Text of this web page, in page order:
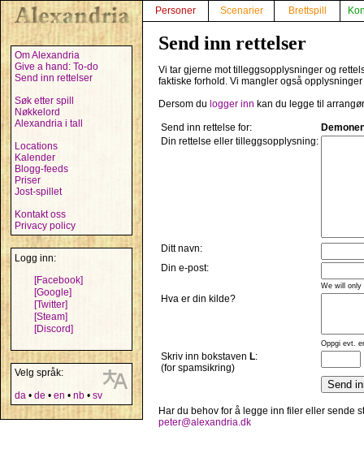
Om Alexandria
Give a hand: To-do
Send inn rettelser
Søk etter spill
Nøkkelord
Alexandria i tall
Locations
Kalender
Blogg-feeds
Priser
Jost-spillet
Kontakt oss
Privacy policy
Logg inn:
[Facebook]
[Google]
[Twitter]
[Steam]
[Discord]
Velg språk:
da • de • en • nb • sv
Personer Scenarier Brettspill
Send inn rettelser
Vi tar gjerne mot tilleggsopplysninger og
faktiske forhold. Vi mangler også
Dersom du logger inn kan du legge til
Send inn rettelse for:
Din rettelse eller tilleggsopplysning:
Ditt navn:
Din e-post:
We will only
Hva er din kilde?
Oppgi evt.
Skriv inn bokstaven L:
(for spamsikring)
Har du behov for å legge inn filer eller sende
peter@alexandria.dk